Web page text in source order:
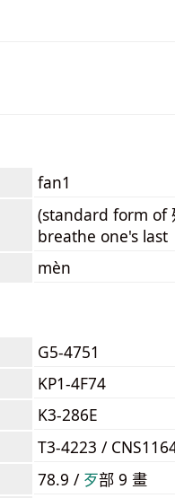
fan1
(standard form of
breathe one's last
mèn
G5-4751
KP1-4F74
K3-286E
T3-4223 /
78.9 / ⽍部 9 畫